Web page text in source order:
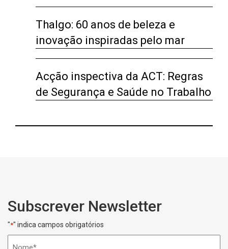
Thalgo: 60 anos de beleza e
inovação inspiradas pelo mar
Acção inspectiva da ACT: Regras
de Segurança e Saúde no Trabalho
Subscrever Newsletter
"*" indica campos obrigatórios